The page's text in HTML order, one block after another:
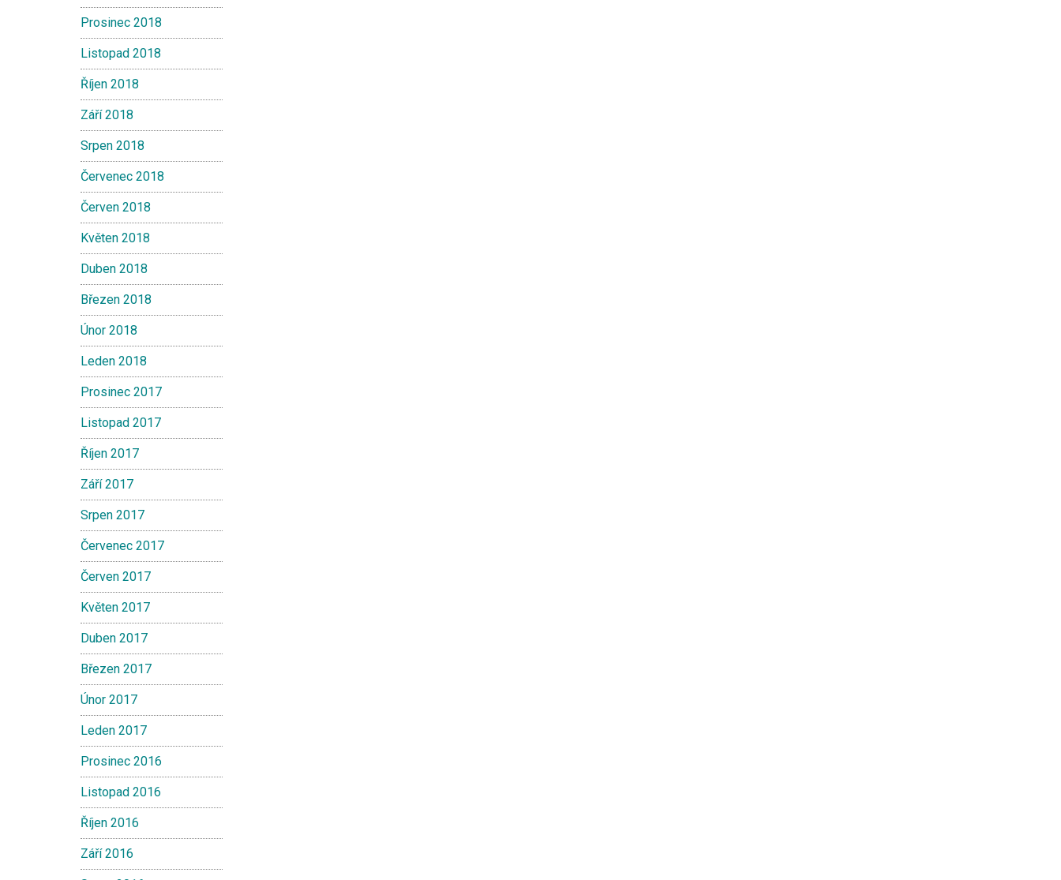
Prosinec 2018
Listopad 2018
Říjen 2018
Září 2018
Srpen 2018
Červenec 2018
Červen 2018
Květen 2018
Duben 2018
Březen 2018
Únor 2018
Leden 2018
Prosinec 2017
Listopad 2017
Říjen 2017
Září 2017
Srpen 2017
Červenec 2017
Červen 2017
Květen 2017
Duben 2017
Březen 2017
Únor 2017
Leden 2017
Prosinec 2016
Listopad 2016
Říjen 2016
Září 2016